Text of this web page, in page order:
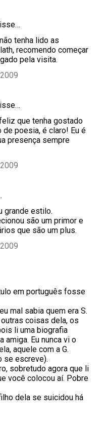
tenha lido as
recomendo começar
pela visita.
que tenha gostado
poesia, é claro! Eu é
presença sempre
grande estilo.
são um primor e
que são um plus.
em português fosse
mal sabia quem era S.
coisas dela, os
li uma biografia
amiga. Eu nunca vi o
aquele com a G.
se escreve).
sobretudo agora que li
você colocou aí. Pobre
dela se suicidou há